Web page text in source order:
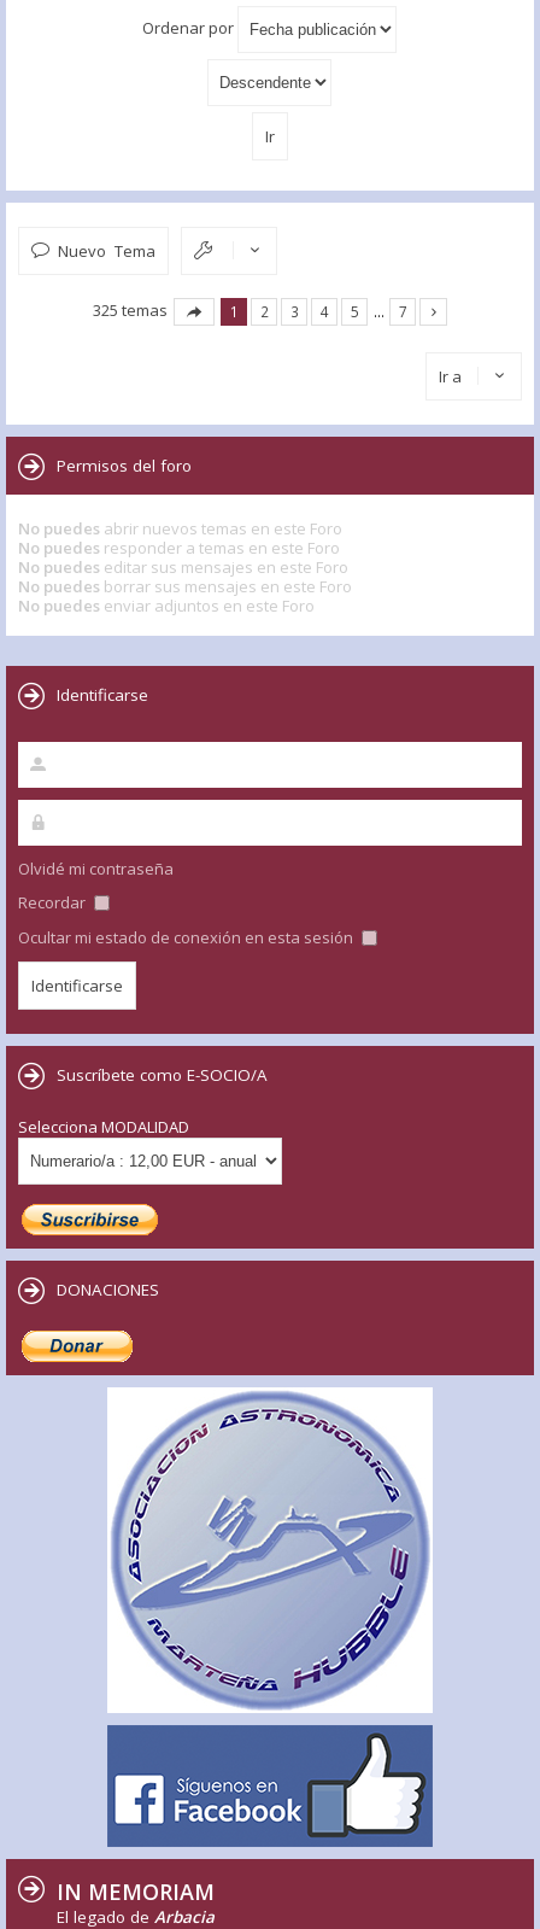
Ordenar por
Nuevo Tema
325 temas 1 2 3 4 5 … 7
Ir a
Permisos del foro
No puedes abrir nuevos temas en este Foro
No puedes responder a temas en este Foro
No puedes editar sus mensajes en este Foro
No puedes borrar sus mensajes en este Foro
No puedes enviar adjuntos en este Foro
Identificarse
Olvidé mi contraseña
Recordar
Ocultar mi estado de conexión en esta sesión
Suscríbete como E-SOCIO/A
Selecciona MODALIDAD
DONACIONES
IN MEMORIAM
El legado de Arbacia